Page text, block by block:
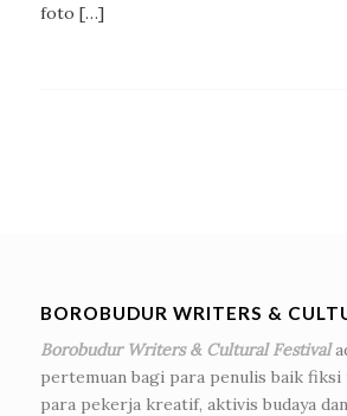
foto […]
BOROBUDUR WRITERS &
Borobudur Writers & Cultural Festival
pertemuan bagi para penulis baik fiksi
para pekerja kreatif, aktivis budaya